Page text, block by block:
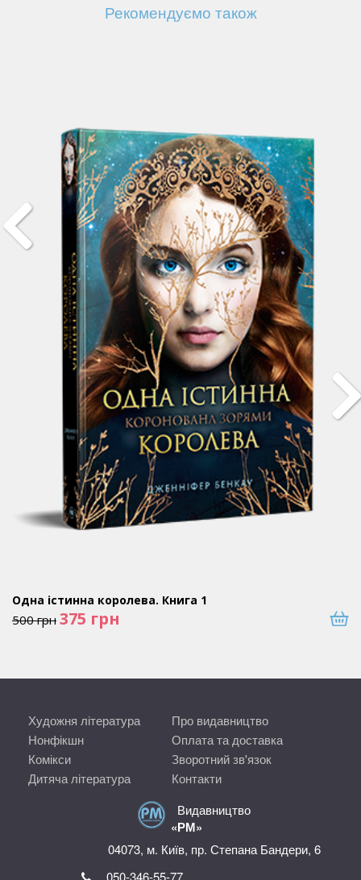
Рекомендуємо також
Одна істинна королева. Книга 1
500грн 375 грн
Художня література
Нонфікшн
Комікси
Дитяча література
Про видавництво
Оплата та доставка
Зворотний зв'язок
Контакти
Видавництво
«РМ»
04073, м. Київ, пр. Степана Бандери, 6
050-346-55-77